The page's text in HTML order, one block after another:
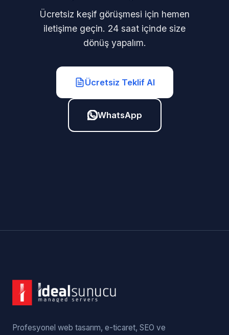
Ücretsiz keşif görüşmesi için hemen
iletişime geçin. 24 saat içinde size
dönüş yapalım.
Ücretsiz Teklif Al
WhatsApp
Profesyonel web tasarım, e-ticaret, SEO ve